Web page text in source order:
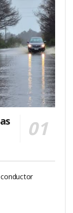
conductor